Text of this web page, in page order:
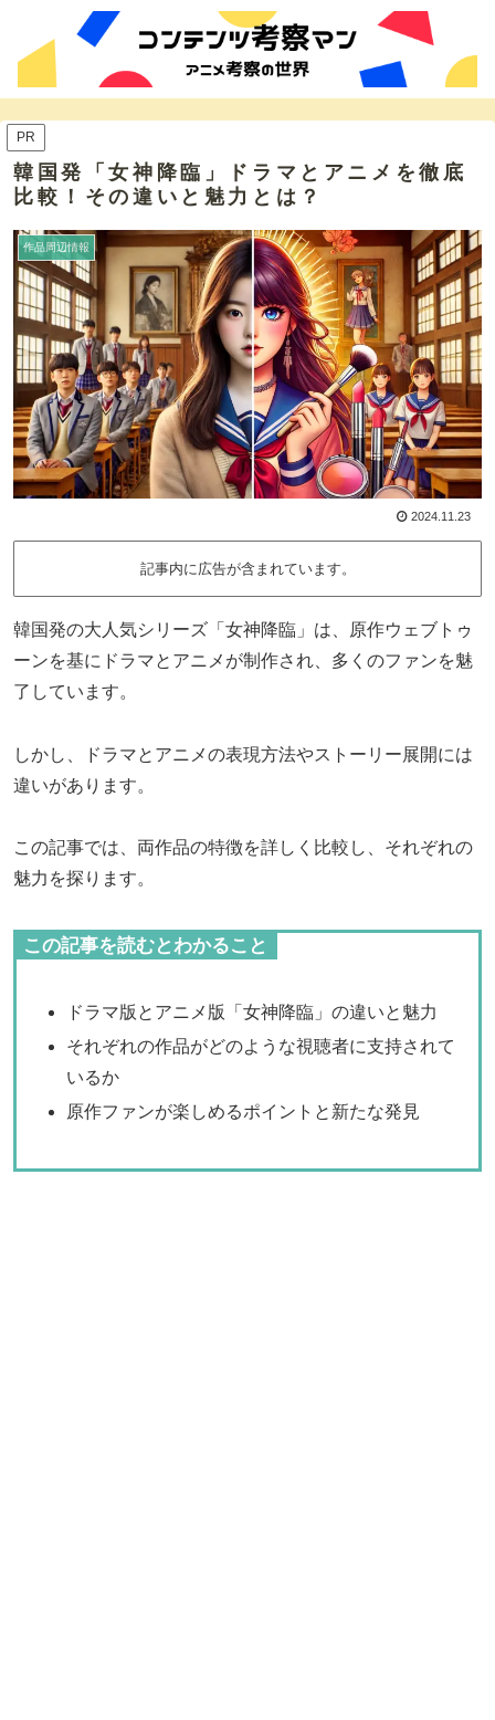
PR
韓国発「女神降臨」ドラマとアニメを徹底
比較！その違いと魅力とは？
作品周辺情報
2024.11.23
記事内に広告が含まれています。
韓国発の大人気シリーズ「女神降臨」は、原作ウェブトゥ
ーンを基にドラマとアニメが制作され、多くのファンを魅
了しています。
しかし、ドラマとアニメの表現方法やストーリー展開には
違いがあります。
この記事では、両作品の特徴を詳しく比較し、それぞれの
魅力を探ります。
この記事を読むとわかること
ドラマ版とアニメ版「女神降臨」の違いと魅力
それぞれの作品がどのような視聴者に支持されて
いるか
原作ファンが楽しめるポイントと新たな発見